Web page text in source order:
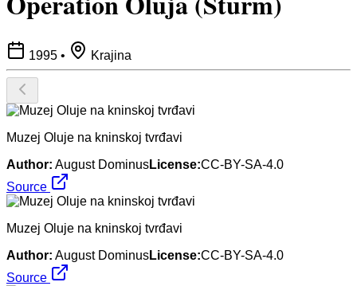
1995 • Krajina
Muzej Oluje na kninskoj tvrđavi
Author: August DominusLicense:CC-BY-SA-4.0
Source
Muzej Oluje na kninskoj tvrđavi
Author: August DominusLicense:CC-BY-SA-4.0
Source